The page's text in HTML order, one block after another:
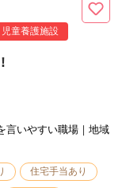
児童養護施設
言いやすい職場｜地域
住宅手当あり